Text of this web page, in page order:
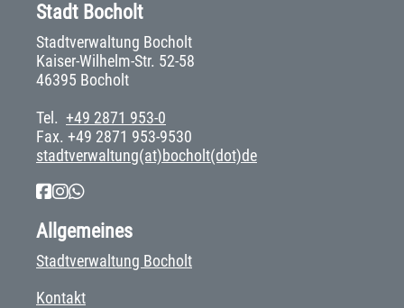
Stadt Bocholt
Stadtverwaltung Bocholt
Kaiser-Wilhelm-Str. 52-58
46395 Bocholt
Tel. +49 2871 953-0
Fax. +49 2871 953-9530
stadtverwaltung(at)bocholt(dot)de
Allgemeines
Stadtverwaltung Bocholt
Kontakt